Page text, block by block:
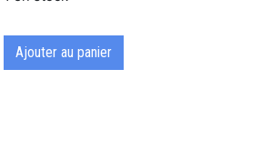
Ajouter au panier